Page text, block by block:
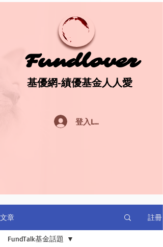
Fundlover
Fundlover
基優網-績優基金人人愛
基優網-績優基金人人愛
登入Log In
文章 註冊
FundTalk基金話題